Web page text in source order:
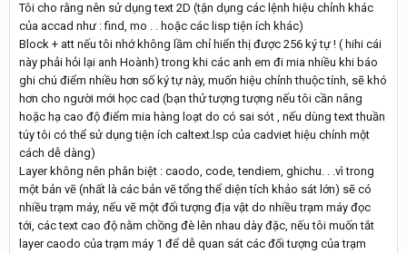
Tôi cho rằng nên sử dụng text 2D (tận dụng các lệnh hiệu chỉnh khác
của accad như : find, mo . . hoặc các lisp tiện ích khác)
Block + att nếu tôi nhớ không lầm chỉ hiển thị được 256 ký tự ! ( hihi cái
này phải hỏi lại anh Hoành) trong khi các anh em đi mia nhiều khi báo
ghi chú điểm nhiều hơn số ký tự này, muốn hiệu chỉnh thuộc tính, sẽ khó
hơn cho người mới học cad (bạn thử tượng tượng nếu tôi cần nâng
hoặc hạ cao độ điểm mia hàng loạt do có sai sót , nếu dùng text thuần
túy tôi có thể sử dụng tiện ích caltext.lsp của cadviet hiệu chỉnh một
cách dễ dàng)
Layer không nên phân biệt : caodo, code, tendiem, ghichu. . .vì trong
một bản vẽ (nhất là các bản vẽ tổng thể diện tích khảo sát lớn) sẽ có
nhiều trạm máy, nếu vẽ một đối tượng địa vật do nhiều trạm máy đọc
tới, các text cao độ nằm chồng đè lên nhau dày đặc, nếu tôi muốn tắt
layer caodo của trạm máy 1 để dễ quan sát các đối tượng của trạm